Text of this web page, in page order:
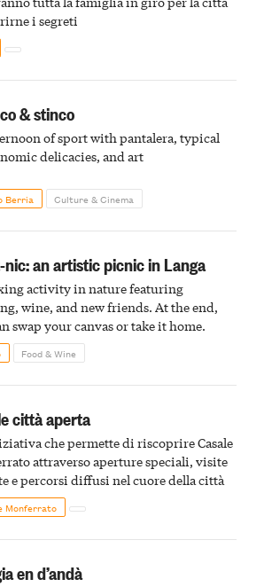
i segreti
& stinco
of sport with pantalera, typical
delicacies, and art
Berria Culture & Cinema
nic: an artistic picnic in Langa
activity in nature featuring
wine, and new friends. At the end,
swap your canvas or take it home.
Food & Wine
città aperta
che permette di riscoprire Casale
attraverso aperture speciali, visite
e percorsi diffusi nel cuore della città
Monferrato
en d’andà